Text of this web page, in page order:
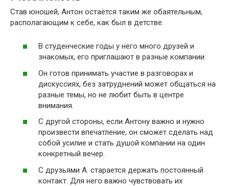
Став юношей, Антон остаётся таким же обаятельным,
располагающим к себе, как был в детстве.
В студенческие годы у него много друзей и
знакомых, его приглашают в разные компании.
Он готов принимать участие в разговорах и
дискуссиях, без затруднений может общаться на
разные темы, но не любит быть в центре
внимания.
С другой стороны, если Антону важно и нужно
произвести впечатление, он сможет сделать над
собой усилие и стать душой компании на один
конкретный вечер.
С друзьями А. старается держать постоянный
контакт. Для него важно чувствовать их